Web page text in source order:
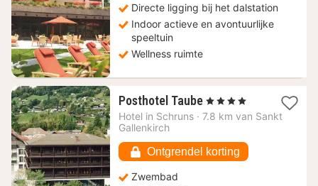
Directe ligging bij het dalstation
Indoor actieve en avontuurlijke
speeltuin
Wellness ruimte
Posthotel Taube 1
nacht
€
, 4 Sterren
Hotel in Schruns · 7.8 km van Sankt
Gallenkirch
Ontgrendel korting
Zwembad